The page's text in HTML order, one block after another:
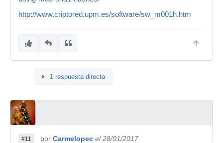
http://www.criptored.upm.es/software/sw_m001h.htm
1 respuesta directa
#11 por Carmelopec el 28/01/2017